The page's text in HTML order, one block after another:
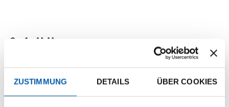
ZUSTIMMUNG DETAILS ÜBER COOKIES
2,4 MM